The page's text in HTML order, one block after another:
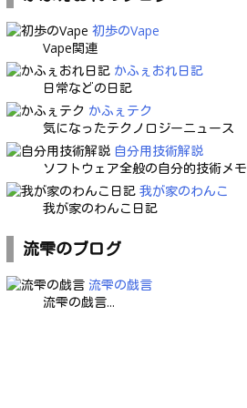
初歩のVape
Vape関連
かふぇおれ日記
日常などの日記
かふぇテク
気になったテクノロジーニュース
自分用技術解説
ソフトウェア全般の自分的技術メモ
我が家のわんこ
我が家のわんこ日記
流雫のブログ
流雫の戯言
流雫の戯言...